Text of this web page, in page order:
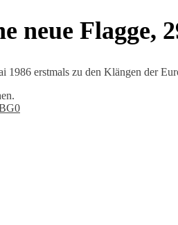
neue Flagge,
erstmals zu den Klängen der